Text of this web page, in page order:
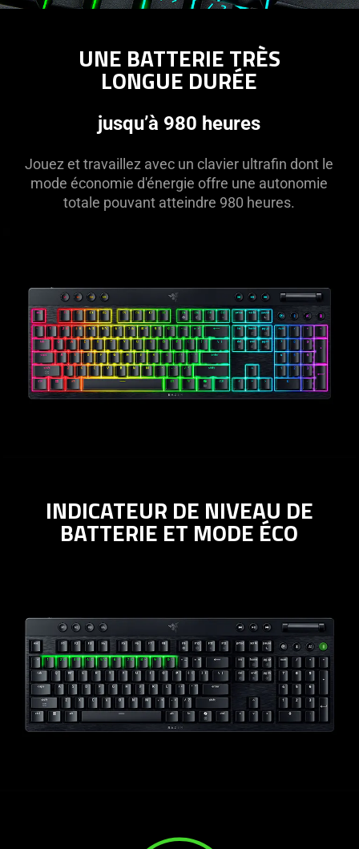
UNE BATTERIE TRÈS
LONGUE DURÉE
jusqu’à 980 heures
Jouez et travaillez avec un clavier ultrafin dont le
mode économie d'énergie offre une autonomie
totale pouvant atteindre 980 heures.
INDICATEUR DE NIVEAU DE
BATTERIE ET MODE ÉCO